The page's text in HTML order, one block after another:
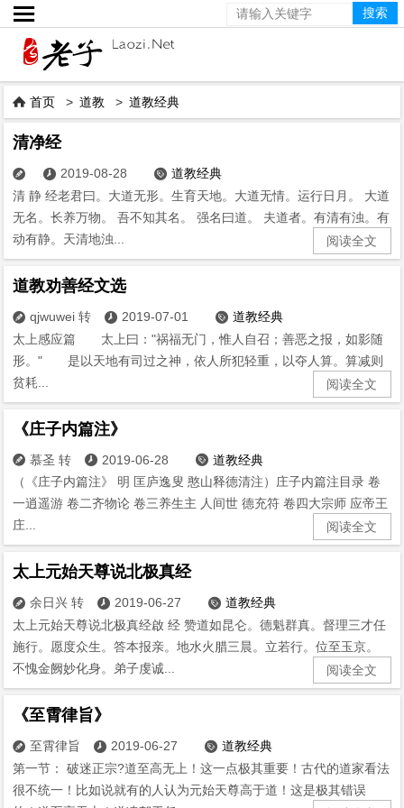

 首页 >道教 >道教经典
清净经
  2019-08-28  道教经典
清 静 经老君曰。大道无形。生育天地。大道无情。运行日月。 大道
无名。长养万物。 吾不知其名。 强名曰道。 夫道者。有清有浊。有
动有静。天清地浊...
阅读全文
道教劝善经文选
 qjwuwei 转  2019-07-01  道教经典
太上感应篇 太上曰："祸福无门，惟人自召；善恶之报，如影随
形。" 是以天地有司过之神，依人所犯轻重，以夺人算。算减则
贫耗...
阅读全文
《庄子内篇注》
 慕圣 转  2019-06-28  道教经典
（《庄子内篇注》 明 匡庐逸叟 憨山释德清注）庄子内篇注目录 卷
一逍遥游 卷二齐物论 卷三养生主 人间世 德充符 卷四大宗师 应帝王
庄...
阅读全文
太上元始天尊说北极真经
 余日兴 转  2019-06-27  道教经典
太上元始天尊说北极真经啟 经 赞道如昆仑。德魁群真。督理三才任
施行。愿度众生。答本报亲。地水火腊三晨。立若行。位至玉京。
不愧金阙妙化身。弟子虔诚...
阅读全文
《至霄律旨》
 至霄律旨  2019-06-27  道教经典
第一节： 破迷正宗?道至高无上！这一点极其重要！古代的道家看法
很不统一！比如说就有的人认为元始天尊高于道！这是极其错误